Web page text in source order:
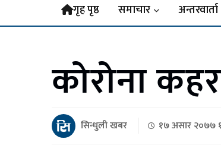
गृह पृष्ठ समाचार अन्तरवार्ता
कोरोना
सिन्धुली खबर १७ असार २०७७